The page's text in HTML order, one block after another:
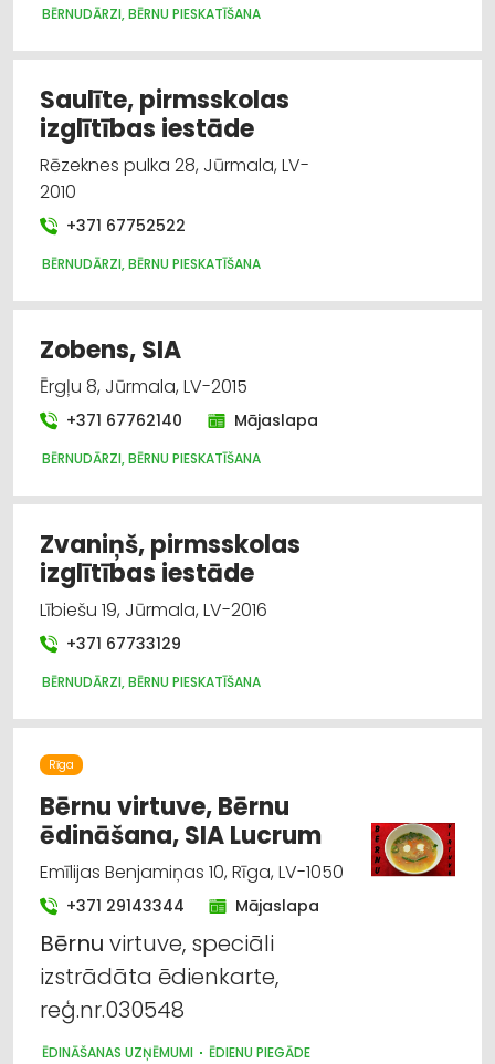
BĒRNUDĀRZI, BĒRNU PIESKATĪŠANA
Saulīte, pirmsskolas
izglītības iestāde
Rēzeknes pulka 28, Jūrmala, LV-
2010
+371 67752522
BĒRNUDĀRZI, BĒRNU PIESKATĪŠANA
Zobens, SIA
Ērgļu 8, Jūrmala, LV-2015
+371 67762140 Mājaslapa
BĒRNUDĀRZI, BĒRNU PIESKATĪŠANA
Zvaniņš, pirmsskolas
izglītības iestāde
Lībiešu 19, Jūrmala, LV-2016
+371 67733129
BĒRNUDĀRZI, BĒRNU PIESKATĪŠANA
Rīga
Bērnu virtuve, Bērnu
ēdināšana, SIA Lucrum
Emīlijas Benjamiņas 10, Rīga, LV-1050
+371 29143344 Mājaslapa
Bērnu virtuve, speciāli
izstrādāta ēdienkarte,
reģ.nr.030548
ĒDINĀŠANAS UZŅĒMUMI
ĒDIENU PIEGĀDE